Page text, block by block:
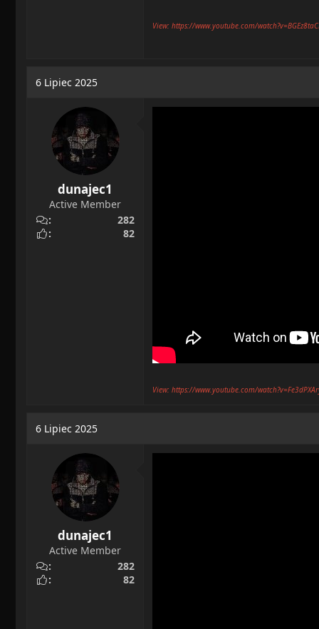
View: https://www.youtube.com/
6 Lipiec 2025
dunajec1
Active Member
282
82
View: https://www.youtube.com/
6 Lipiec 2025
dunajec1
Active Member
282
82